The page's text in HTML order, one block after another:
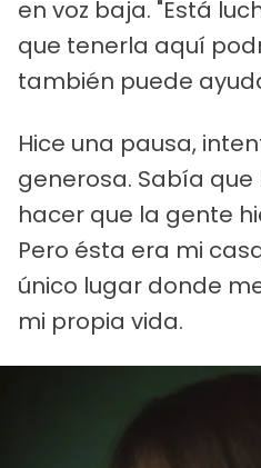
en voz baja. "Está
que tenerla aquí
también puede
Hice una pausa,
generosa. Sabía
hacer que la gente
Pero ésta era mi
único lugar donde
mi propia vida.